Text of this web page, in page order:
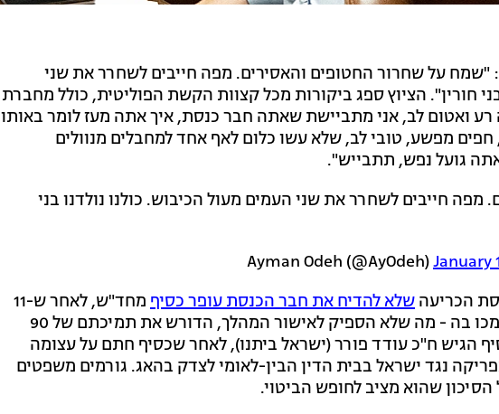
על שחרור החטופים והאסירים. מפה חייבים לשחרר את שני
חורין". הציוץ ספג ביקורות מכל קצוות הקשת הפוליטית, כולל מחברת
ואטום לב, אני מתביישת שאתה חבר כנסת, איך אתה מעז לומר באותו
מפשע, טובי לב, שלא עשו כלום לאף אחד למחבלים מנוולים
גועל נפש, תתבייש".
חייבים לשחרר את שני העמים מעול הכיבוש. כולנו נולדנו בני
January
הכריעה שלא להדיח את חבר הכנסת עופר כסיף
מחד"ש, לאחר ש-11
חברי כנסת התנגדו להדחה ו-86 תמכו בה - מה שלא הספיק לאישור המהלך, הדורש את תמיכתם של 90
הגיש ח"כ עודד פורר (ישראל ביתנו), לאחר שכסיף חתם על עצומה
נגד ישראל בבית הדין הבין-לאומי לצדק בהאג. גורמים משפטים
שהוא מציב לחופש הביטוי.